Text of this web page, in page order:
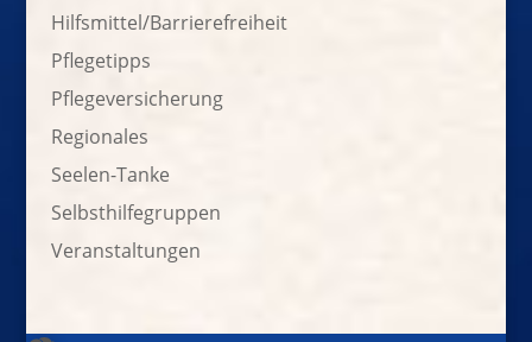
Hilfsmittel/Barrierefreiheit
Pflegetipps
Pflegeversicherung
Regionales
Seelen-Tanke
Selbsthilfegruppen
Veranstaltungen